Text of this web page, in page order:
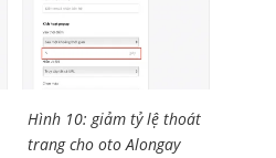
Hình 10: giảm tỷ lệ thoát
trang cho oto Alongay